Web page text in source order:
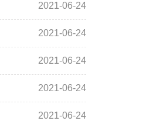
2021-06-24
2021-06-24
2021-06-24
2021-06-24
2021-06-24